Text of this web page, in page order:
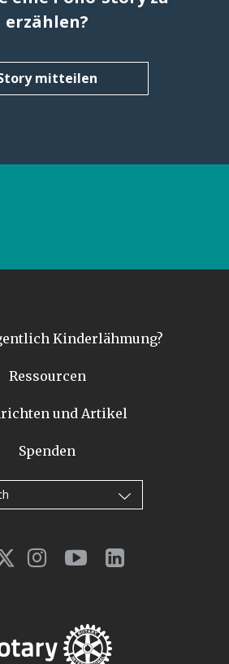
erzählen?
mitteilen
Kinderlähmung?
Ressourcen
und Artikel
Spenden